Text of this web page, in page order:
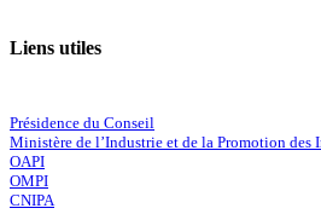
Liens utiles
Présidence du Conseil
Ministère de l’Industrie et de la Promotion des
OAPI
OMPI
CNIPA